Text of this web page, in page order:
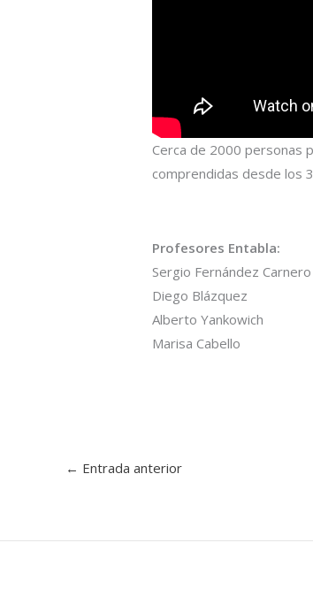
Cerca de 2000 personas
comprendidas desde los
Profesores Entabla:
Sergio Fernández Carnero
Diego Blázquez
Alberto Yankowich
Marisa Cabello
← Entrada anterior